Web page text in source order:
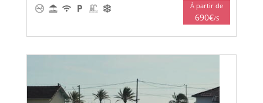
À partir de
690€/S